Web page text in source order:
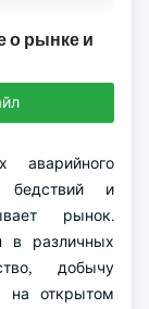
о рынке и
аварийного
и
рынок.
в различных
добычу
на открытом